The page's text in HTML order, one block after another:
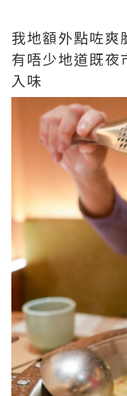
我地額外點咗爽
有唔少地道既夜
入味